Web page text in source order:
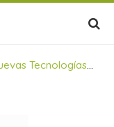
Tecnologías
Realidad